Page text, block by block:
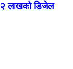
२ लाखको डिजेल